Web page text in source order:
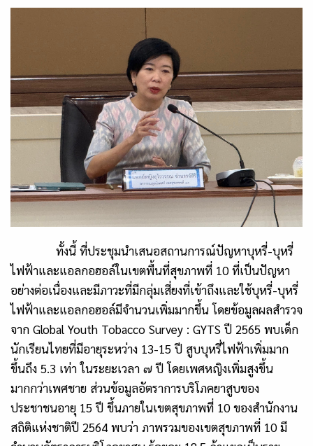
ทั้งนี้ ที่ประชุมนำเสนอสถานการณ์ปัญหาบุหรี่-บุหรี่
ไฟฟ้าและแอลกอฮอล์ในเขตพื้นที่สุขภาพที่ 10ที่เป็นปัญหา
อย่างต่อเนื่องและมีภาวะที่มีกลุ่มเสี่ยงที่เข้าถึงและใช้บุหรี่-บุหรี่
ไฟฟ้าและแอลกอฮอล์มีจำนวนเพิ่มมากขึ้น โดยข้อมูลผลสำรวจ
จาก Global Youth Tobacco Survey : GYTSปี 2565 พบเด็ก
นักเรียนไทยที่มีอายุระหว่าง 13-15 ปี สูบบุหรี่ไฟฟ้าเพิ่มมาก
ขึ้นถึง 5.3 เท่า ในระยะเวลา ๗ ปี โดยเพศหญิงเพิ่มสูงขึ้น
มากกว่าเพศชาย ส่วนข้อมูลอัตราการบริโภคยาสูบของ
ประชาชนอายุ 15 ปี ขึ้นภายในเขตสุขภาพที่ 10ของสำนักงาน
สถิติแห่งชาติปี 2564 พบว่า ภาพรวมของเขตสุขภาพที่ 10มี